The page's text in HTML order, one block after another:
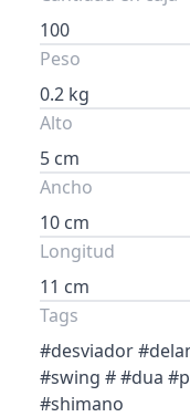
100
Peso
0.2 kg
Alto
5 cm
Ancho
10 cm
Longitud
11 cm
Tags
#desviador
#swing # #dua
#shimano